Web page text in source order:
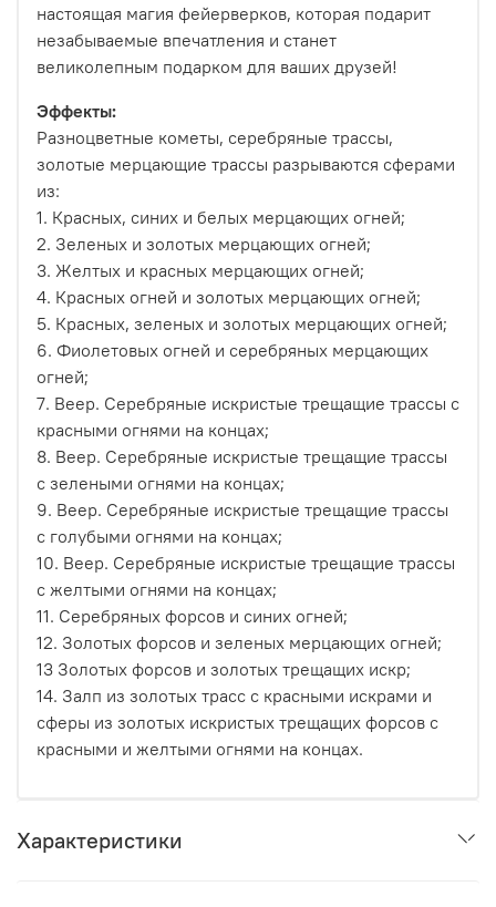
настоящая магия фейерверков, которая подарит
незабываемые впечатления и станет
великолепным подарком для ваших друзей!
Эффекты:
Разноцветные кометы, серебряные трассы,
золотые мерцающие трассы разрываются сферами
из:
1. Красных, синих и белых мерцающих огней;
2. Зеленых и золотых мерцающих огней;
3. Желтых и красных мерцающих огней;
4. Красных огней и золотых мерцающих огней;
5. Красных, зеленых и золотых мерцающих огней;
6. Фиолетовых огней и серебряных мерцающих
огней;
7. Веер. Серебряные искристые трещащие трассы с
красными огнями на концах;
8. Веер. Серебряные искристые трещащие трассы
с зелеными огнями на концах;
9. Веер. Серебряные искристые трещащие трассы
с голубыми огнями на концах;
10. Веер. Серебряные искристые трещащие трассы
с желтыми огнями на концах;
11. Серебряных форсов и синих огней;
12. Золотых форсов и зеленых мерцающих огней;
13 Золотых форсов и золотых трещащих искр;
14. Залп из золотых трасс с красными искрами и
сферы из золотых искристых трещащих форсов с
красными и желтыми огнями на концах.
Характеристики